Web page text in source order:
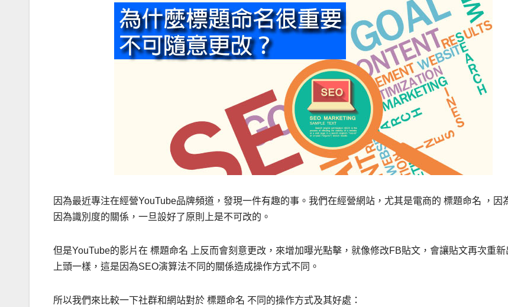
因為最近專注在經營YouTube品牌頻道，發現一件有趣的事。我們在經營網站，尤其是電商的 標題命名 ，因
因為識別度的關係，一旦設好了原則上是不可改的。
但是YouTube的影片在 標題命名 上反而會刻意更改，來增加曝光點擊，就像修改FB貼文，會讓貼文再次重新
上頭一樣，這是因為SEO演算法不同的關係造成操作方式不同。
所以我們來比較一下社群和網站對於 標題命名 不同的操作方式及其好處：